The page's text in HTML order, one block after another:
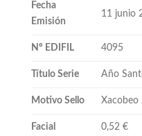
Fecha
Emisión
11 junio
Nº EDIFIL 4095
Título Serie Año
Motivo Sello Xacobeo
Facial 0,52 €